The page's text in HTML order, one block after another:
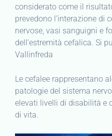
considerato come il
prevedono l’interazione di
nervose, vasi sanguigni e
dell’estremità cefalica. Si
Vallinfreda
Le cefalee rappresentano
patologie del sistema
elevati livelli di disabilità e
di vita.